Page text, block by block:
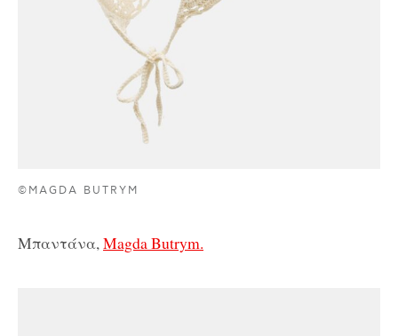
©MAGDA BUTRYM
Μπαντάνα,Magda Butrym.